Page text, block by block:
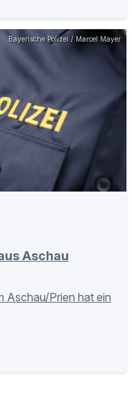
Bayerische Polizei / Marcel Mayer
Aschau
Aschau/Prien hat ein